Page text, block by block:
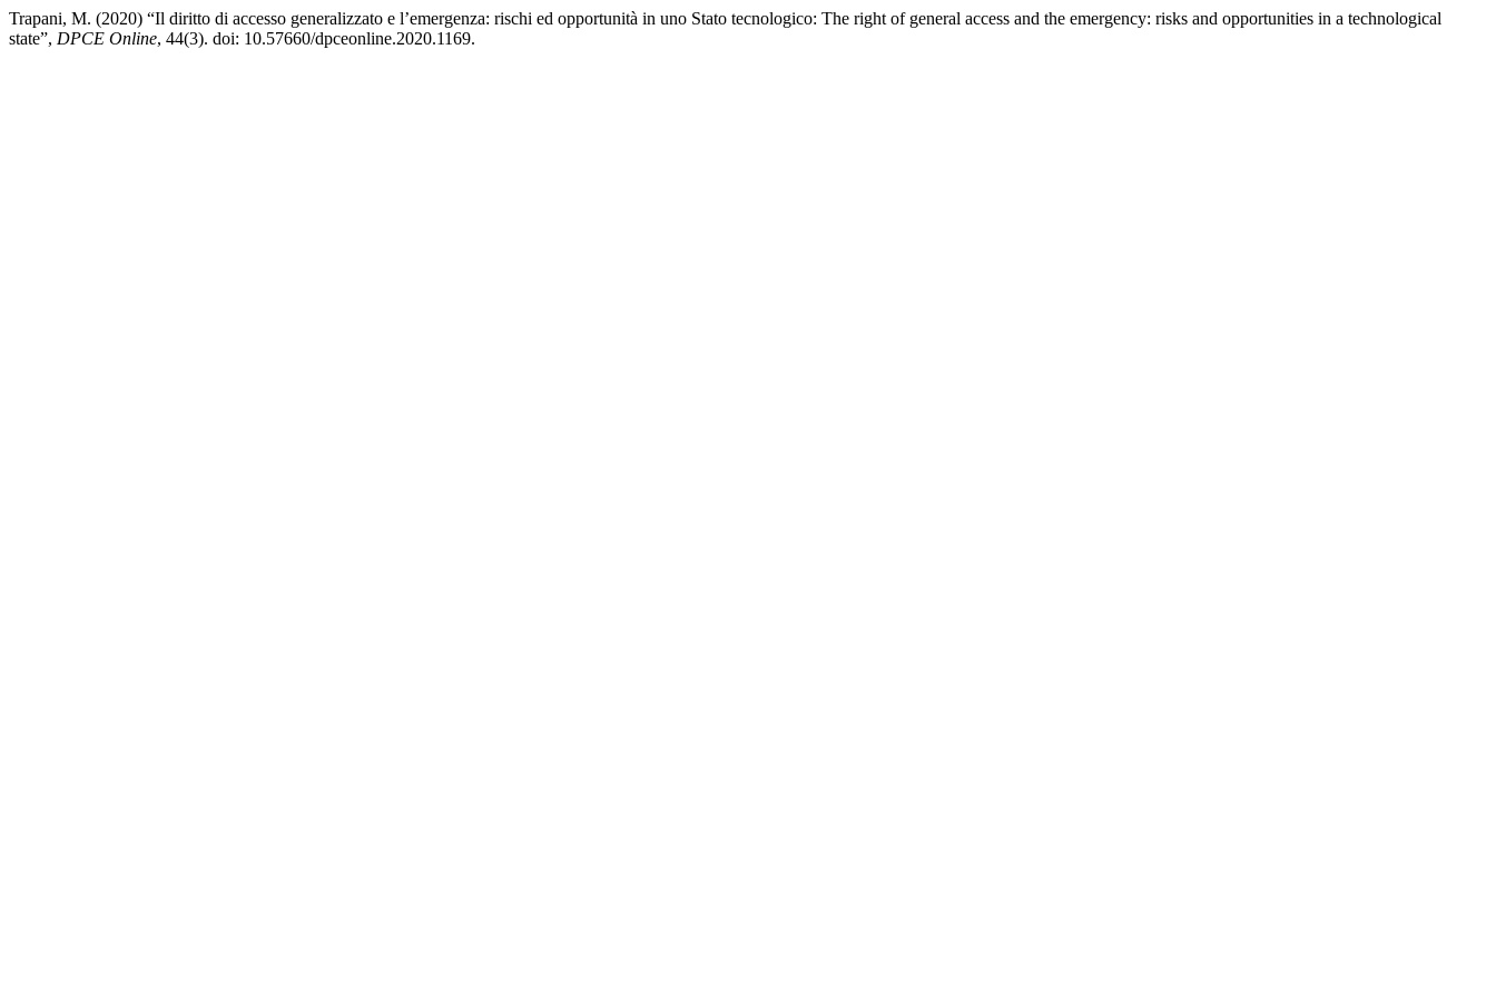
Trapani, M. (2020) “Il diritto di accesso generalizzato e l’emergenza: rischi ed opportunità in uno Stato tecnologico: The right of general access and the emergency: risks and opportunities in a technological
state”, DPCE Online, 44(3). doi: 10.57660/dpceonline.2020.1169.